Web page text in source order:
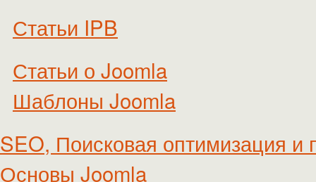
Статьи IPB
Статьи о Joomla
Шаблоны Joomla
SEO, Поисковая оптимизация и
Основы Joomla